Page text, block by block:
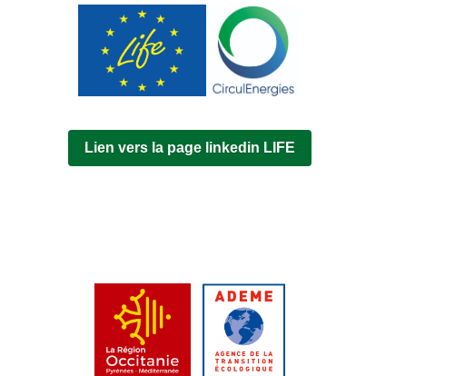
Lien vers la page linkedin LIFE